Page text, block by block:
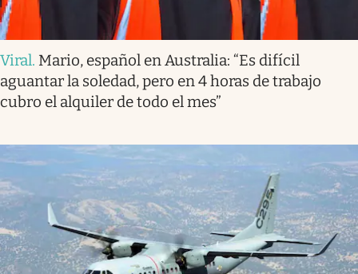
Viral. Mario, español en Australia: “Es difícil
aguantar la soledad, pero en 4 horas de trabajo
cubro el alquiler de todo el mes”